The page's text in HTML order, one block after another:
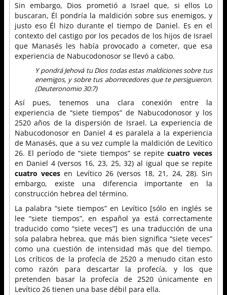
Sin embargo, Dios prometió a Israel que, si ellos Lo
buscaran, Él pondría la maldición sobre sus enemigos, y
justo eso Él hizo durante el tiempo de Daniel. Es en el
contexto del castigo por los pecados de los hijos de Israel
que Manasés les había provocado a cometer, que esa
experiencia de Nabucodonosor se llevó a cabo.
Y pondrá Jehová tu Dios todas estas maldiciones sobre tus
enemigos, y sobre tus aborrecedores que te persiguieron.
(Deuteronomio 30:7)
Así pues, tenemos una clara conexión entre la
experiencia de “siete tiempos” de Nabucodonosor y los
2520 años de la dispersión de Israel. La experiencia de
Nabucodonosor en Daniel 4 es paralela a la experiencia
de Manasés, que a su vez cumple la maldición de Levítico
26. El período de “siete tiempos” se repite cuatro veces
en Daniel 4 (versos 16, 23, 25, 32) al igual que se repite
cuatro veces en Levítico 26 (versos 18, 21, 24, 28). Sin
embargo, existe una diferencia importante en la
construcción hebrea del término.
La palabra “siete tiempos” en Levítico [sólo en inglés se
lee “siete tiempos”, en español ya está correctamente
traducido como “siete veces”] es una traducción de una
sola palabra hebrea, que más bien significa “siete veces”
como una cuestión de intensidad más que del tiempo.
Los críticos de la profecía de 2520 a menudo citan esto
como razón para descartar la profecía, y los que
pretenden basar la profecía de 2520 únicamente en
Levítico 26 tienen una base débil para ella.